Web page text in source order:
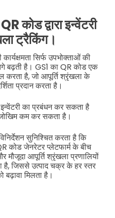
कोड द्वारा इन्वेंटरी
ट्रैकिंग।
सिर्फ उपभोक्ताओं की
है। GS1 का QR कोड एक
करता है, जो आपूर्ति श्रृंखला के
प्रदान करता है।
का प्रबंधन कर सकता है
कम कर सकता है।
सुनिश्चित करता है कि
कोड जेनरेटर प्लेटफार्म के बीच
आपूर्ति श्रृंखला प्रणालियों
जिससे उत्पाद चक्र के हर स्तर
बढ़ावा मिलता है।